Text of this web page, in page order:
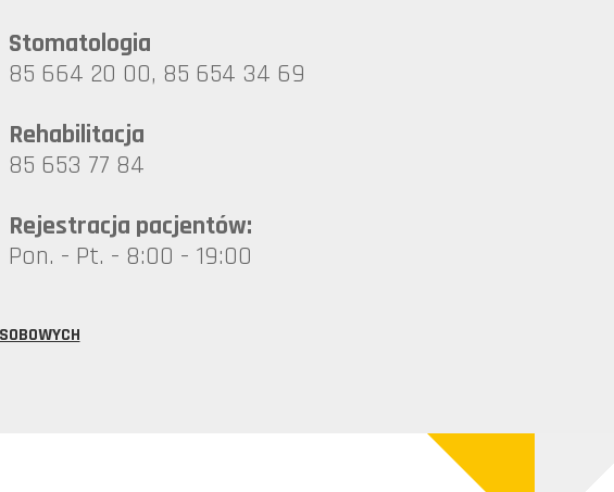
Stomatologia
85 664 20 00, 85 654 34 69
Rehabilitacja
85 653 77 84
Rejestracja pacjentów:
Pon. - Pt. - 8:00 - 19:00